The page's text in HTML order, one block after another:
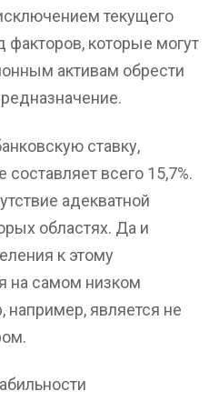
текущего
которые могут
активам обрести
ставку,
всего 15,7%.
адекватной
областях. Да и
к этому
на самом низком
например, является не